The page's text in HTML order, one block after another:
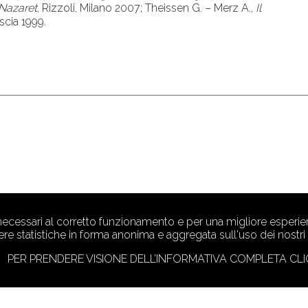
al corretto funzionamento e per una migliore
statistiche in forma anonima e aggregata sull'uso dei nostri
PER PRENDERE VISIONE DELL’INFORMATIVA COMPLETA
, Rizzoli, Milano 2007; Theissen G. – Merz A., Il
1999.